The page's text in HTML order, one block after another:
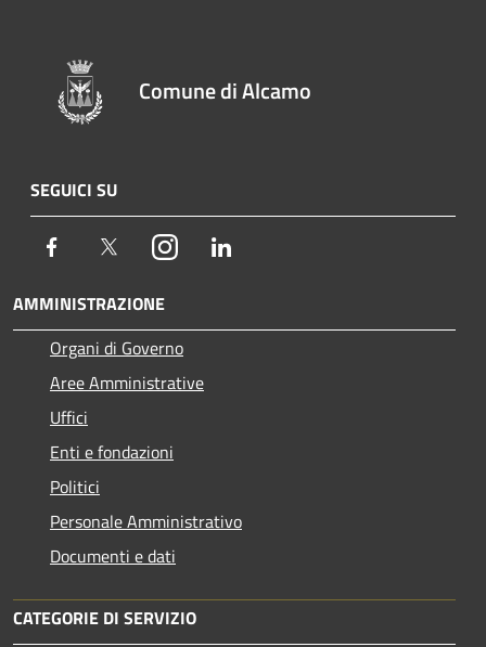
Comune di Alcamo
SEGUICI SU
Facebook TwitterInstagram
AMMINISTRAZIONE
Organi di Governo
Aree Amministrative
Uffici
Enti e fondazioni
Politici
Personale Amministrativo
Documenti e dati
CATEGORIE DI SERVIZIO